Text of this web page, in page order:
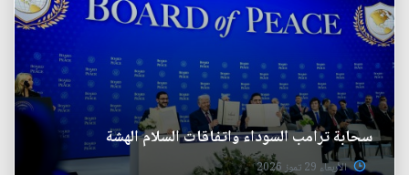
سحابة ترامب السوداء واتفاقات السلام الهشة
الأربعاء 29 تموز 2026